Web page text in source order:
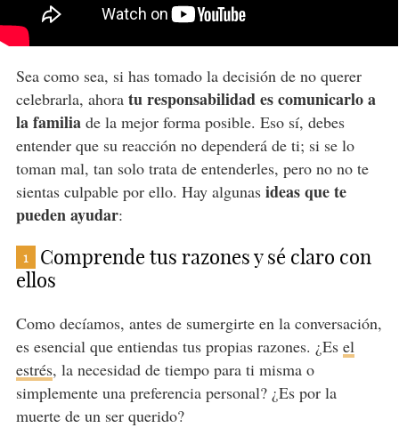
Sea como sea, si has tomado la decisión de no querer
celebrarla, ahora tu responsabilidad es comunicarlo a
la familiade la mejor forma posible. Eso sí, debes
entender que su reacción no dependerá de ti; si se lo
toman mal, tan solo trata de entenderles, pero no no te
sientas culpable por ello. Hay algunas ideas que te
pueden ayudar:
1
Comprende tus razones y sé claro con
ellos
Como decíamos, antes de sumergirte en la conversación,
es esencial que entiendas tus propias razones. ¿Es el
estrés, la necesidad de tiempo para ti misma o
simplemente una preferencia personal? ¿Es por la
muerte de un ser querido?